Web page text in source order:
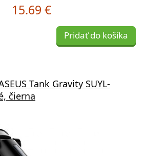
15.69 €
Pridať do košíka
Tank Gravity SUYL-
čierna